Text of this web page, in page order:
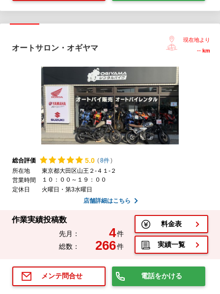
オートサロン・オギヤマ
現在地より
-- km
総合評価 5.0 (8件)
所在地
東京都大田区山王２-４１-２
営業時間
１０：００～１９：００
定休日
火曜日・第3水曜日
店舗詳細はこちら
作業実績投稿数
先月： 4件
総数：
266件
料金表
実績一覧
メンテ問合せ 電話をかける